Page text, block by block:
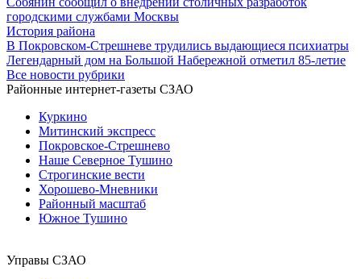
городскими службами Москвы
История района
В Покровском-Стрешневе трудились выдающиеся психиатры
Легендарный дом на Большой Набережной отметил 85-летие
Все новости рубрики
Районные интернет-газеты СЗАО
Куркино
Митинский экспресс
Покровское-Стрешнево
Наше Северное Тушино
Строгинские вести
Хорошево-Мневники
Районный масштаб
Южное Тушино
Управы СЗАО